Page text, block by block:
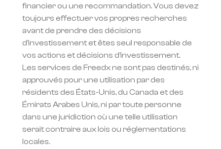
financier ou une recommandation. Vous devez
toujours effectuer vos propres recherches
avant de prendre des décisions
d'investissement et êtes seul responsable de
vos actions et décisions d'investissement.
Les services de Freedx ne sont pas destinés, ni
approuvés pour une utilisation par des
résidents des États-Unis, du Canada et des
Émirats Arabes Unis, ni par toute personne
dans une juridiction où une telle utilisation
serait contraire aux lois ou réglementations
locales.